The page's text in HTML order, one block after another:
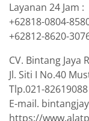
Layanan 24 Jam :
+62818-0804-
+62812-8620-
CV. Bintang
Jl. Siti I No.40
Tlp.021-
E-mail.
https://